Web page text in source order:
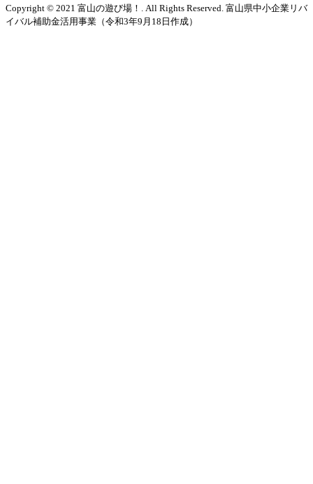
Copyright © 2021 富山の遊び場！. All Rights Reserved. 富山県中小企業リバ
イバル補助金活用事業（令和3年9月18日作成）